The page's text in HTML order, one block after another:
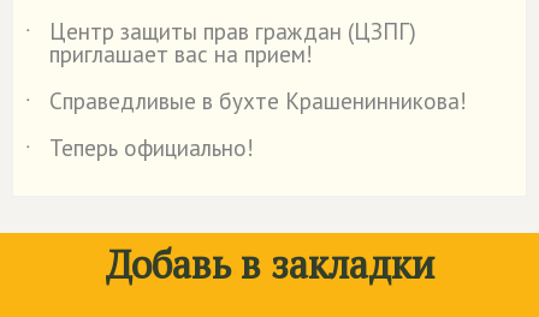
˙
Центр защиты прав граждан (ЦЗПГ)
приглашает вас на прием!
˙
Справедливые в бухте Крашенинникова!
˙
Теперь официально!
Добавь в закладки